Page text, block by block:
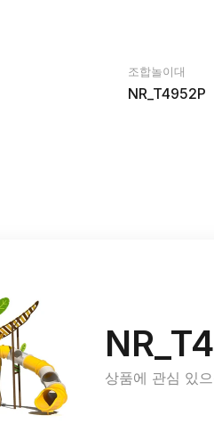
조합놀이대
NR_T4952P
상품에 관심 있